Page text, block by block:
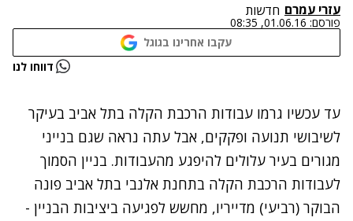
עזרי עמרם חדשות
פורסם: 01.06.16, 08:35
עקבו אחרינו בגוגל
נתקלנו בבעיה דווחו לנו
עד עכשיו גרמו עבודות הרכבת הקלה בתל אביב בעיקר
לשיבושי תנועה ופקקים, אבל עתה נראה שגם בנייני
מגורים בעיר עלולים להיפגע מהעבודות. בניין הסמוך
לעבודות הרכבת הקלה בתחנת אלנבי בתל אביב פונה
הבוקר (רביעי) מדייריו, מחשש לפגיעה ביציבות הבניין -